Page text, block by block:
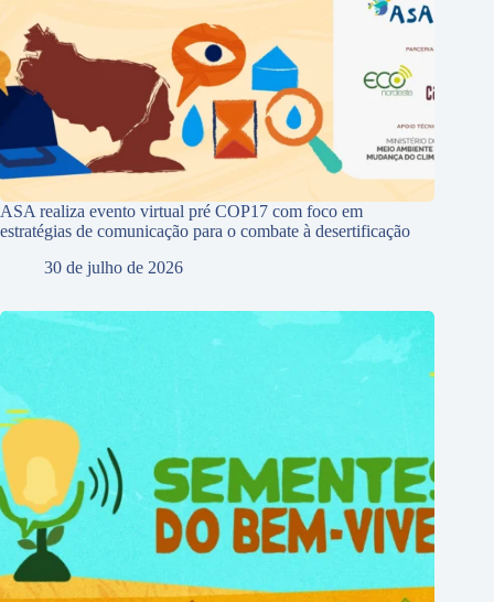
ASA realiza evento virtual pré COP17 com foco em
estratégias de comunicação para o combate à desertificação
30 de julho de 2026